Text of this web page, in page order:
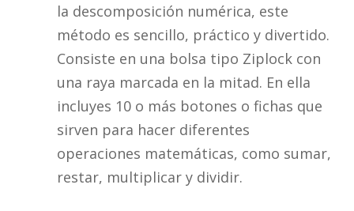
la descomposición numérica, este
método es sencillo, práctico y divertido.
Consiste en una bolsa tipo Ziplock con
una raya marcada en la mitad. En ella
incluyes 10 o más botones o fichas que
sirven para hacer diferentes
operaciones matemáticas, como sumar,
restar, multiplicar y dividir.